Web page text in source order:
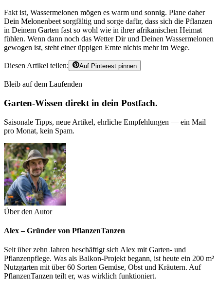
Fakt ist, Wassermelonen mögen es warm und sonnig. Plane daher
Dein Melonenbeet sorgfältig und sorge dafür, dass sich die Pflanzen
in Deinem Garten fast so wohl wie in ihrer afrikanischen Heimat
fühlen. Wenn dann noch das Wetter Dir und Deinen Wassermelonen
gewogen ist, steht einer üppigen Ernte nichts mehr im Wege.
Diesen Artikel teilen: Auf Pinterest pinnen
Bleib auf dem Laufenden
Garten-Wissen direkt in dein Postfach.
Saisonale Tipps, neue Artikel, ehrliche Empfehlungen — ein Mail
pro Monat, kein Spam.
Über den Autor
Alex – Gründer von PflanzenTanzen
Seit über zehn Jahren beschäftigt sich Alex mit Garten- und
Pflanzenpflege. Was als Balkon-Projekt begann, ist heute ein 200 m²
Nutzgarten mit über 60 Sorten Gemüse, Obst und Kräutern. Auf
PflanzenTanzen teilt er, was wirklich funktioniert.